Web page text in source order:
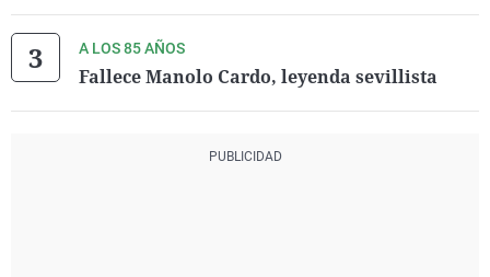
A LOS 85 AÑOS
Fallece Manolo Cardo, leyenda sevillista